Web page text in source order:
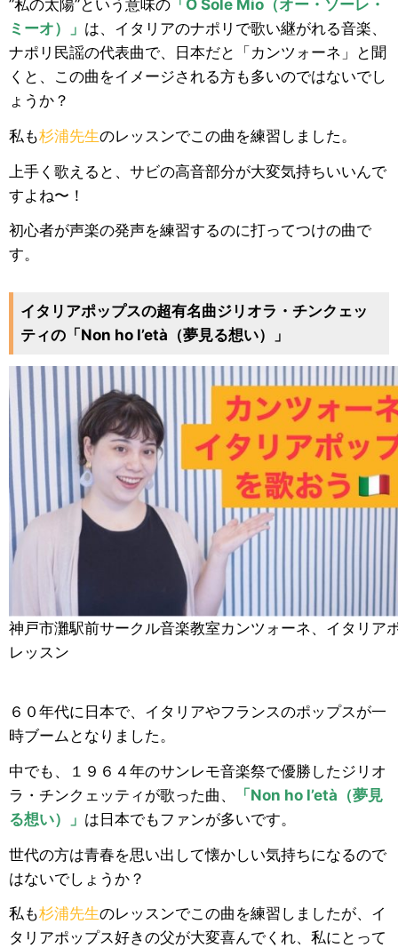
”私の太陽”という意味の 「O Sole Mio（オー・ソーレ・
ミーオ）」 は、イタリアのナポリで歌い継がれる音楽、
ナポリ民謡の代表曲で、日本だと「カンツォーネ」と聞
くと、この曲をイメージされる方も多いのではないでし
ょうか？
私も杉浦先生のレッスンでこの曲を練習しました。
上手く歌えると、サビの高音部分が大変気持ちいいんで
すよね〜！
初心者が声楽の発声を練習するのに打ってつけの曲で
す。
イタリアポップスの超有名曲ジリオラ・チンクェッ
ティの「 Non ho l’età （夢見る想い）」
神戸市灘駅前サークル音楽教室カンツォーネ、イタリア
レッスン
６０年代に日本で、イタリアやフランスのポップスが一
時ブームとなりました。
中でも、１９６４年のサンレモ音楽祭で優勝したジリオ
ラ・チンクェッティが歌った曲、
「Non ho l’età （夢見
る想い）」 は日本でもファンが多いです。
世代の方は青春を思い出して懐かしい気持ちになるので
はないでしょうか？
私も杉浦先生のレッスンでこの曲を練習しましたが、イ
タリアポップス好きの父が大変喜んでくれ、私にとって